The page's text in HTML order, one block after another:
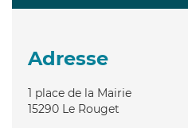
Adresse
1 place de la Mairie
15290 Le Rouget